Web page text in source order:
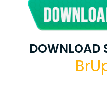
DOWNLOAD